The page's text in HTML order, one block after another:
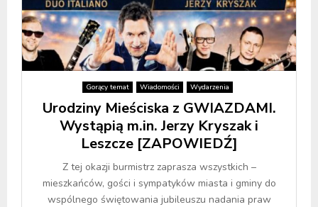
Gorący temat Wiadomości Wydarzenia
Urodziny Mieściska z GWIAZDAMI.
Wystąpią m.in. Jerzy Kryszak i
Leszcze [ZAPOWIEDŹ]
Z tej okazji burmistrz zaprasza wszystkich –
mieszkańców, gości i sympatyków miasta i gminy do
wspólnego świętowania jubileuszu nadania praw